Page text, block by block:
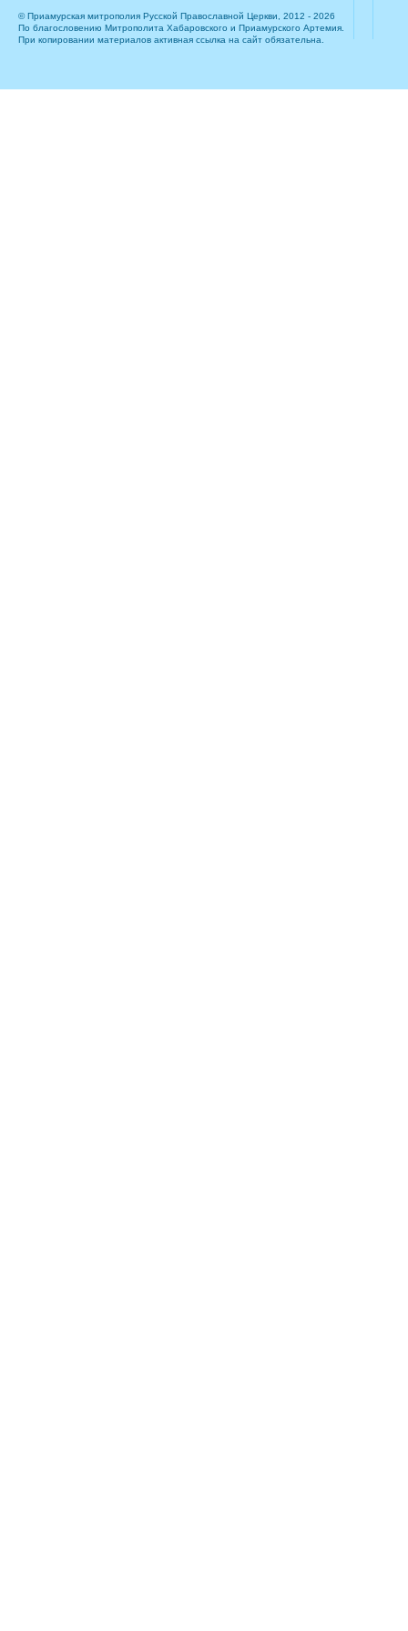
© Приамурская митрополия Русской Православной Церкви, 2012 - 2026
По благословению Митрополита Хабаровского и Приамурского Артемия.
При копировании материалов активная ссылка на сайт обязательна.